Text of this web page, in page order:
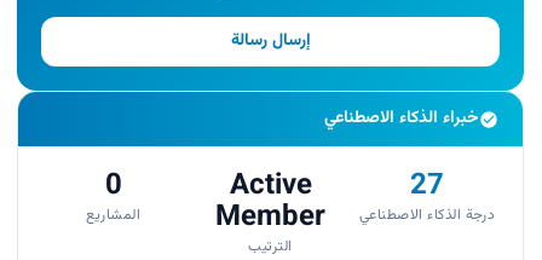
إرسال رسالة
خبراء الذكاء الاصطناعي
27
درجة الذكاء الاصطناعي
Active
Member
الترتيب
0
المشاريع